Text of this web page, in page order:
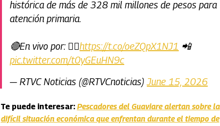
histórica de más de 328 mil millones de pesos para
atención primaria.
🔴En vivo por: 👉🏻https://t.co/oeZQpX1NJ1 📲
pic.twitter.com/t0yGEuHN9c
— RTVC Noticias (@RTVCnoticias)June 15, 2026
Te puede interesar: Pescadores del Guaviare alertan sobre la
difícil situación económica que enfrentan durante el tiempo de